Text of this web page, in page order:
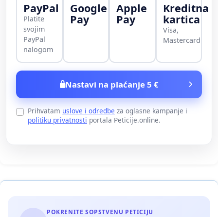
PayPal
Platite
svojim
PayPal
nalogom
Google
Pay
Apple
Pay
Kreditna
kartica
Visa,
Mastercard
Nastavi na plaćanje 5 €
Prihvatam uslove i odredbe za oglasne kampanje i
politiku privatnosti portala Peticije.online.
POKRENITE SOPSTVENU PETICIJU